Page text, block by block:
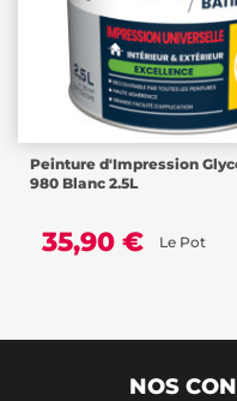
Peinture d'Impression
980 Blanc 2.5L
35,90 € Le Pot
NOS